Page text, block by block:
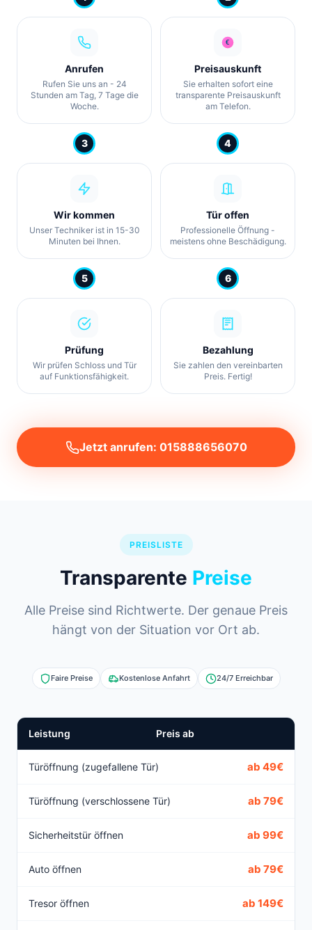
Anrufen
Rufen Sie uns an - 24
Stunden am Tag, 7 Tage die
Woche.
Preisauskunft
Sie erhalten sofort eine
transparente Preisauskunft
am Telefon.
3
Wir kommen
Unser Techniker ist in 15-30
Minuten bei Ihnen.
4
Tür offen
Professionelle Öffnung -
meistens ohne Beschädigung.
5
Prüfung
Wir prüfen Schloss und Tür
auf Funktionsfähigkeit.
6
Bezahlung
Sie zahlen den vereinbarten
Preis. Fertig!
Jetzt anrufen: 015888656070
PREISLISTE
Transparente Preise
Alle Preise sind Richtwerte. Der genaue Preis
hängt von der Situation vor Ort ab.
Faire Preise Kostenlose Anfahrt 24/7 Erreichbar
Leistung Preis ab
Türöffnung (zugefallene Tür) ab 49€
Türöffnung (verschlossene Tür) ab 79€
Sicherheitstür öffnen ab 99€
Auto öffnen ab 79€
Tresor öffnen ab 149€